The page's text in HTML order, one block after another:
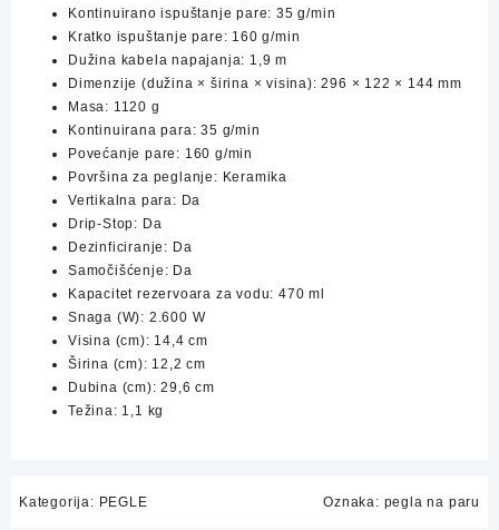
Kontinuirano ispuštanje pare: 35 g/min
Kratko ispuštanje pare: 160 g/min
Dužina kabela napajanja: 1,9 m
Dimenzije (dužina × širina × visina): 296 × 122 × 144 mm
Masa: 1120 g
Kontinuirana para: 35 g/min
Povećanje pare: 160 g/min
Površina za peglanje: Keramika
Vertikalna para: Da
Drip-Stop: Da
Dezinficiranje: Da
Samočišćenje: Da
Kapacitet rezervoara za vodu: 470 ml
Snaga (W): 2.600 W
Visina (cm): 14,4 cm
Širina (cm): 12,2 cm
Dubina (cm): 29,6 cm
Težina: 1,1 kg
Kategorija: PEGLE Oznaka: pegla na paru